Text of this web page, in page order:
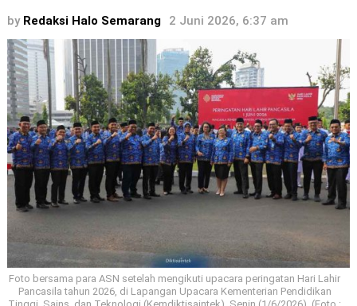
by Redaksi Halo Semarang 2 Juni 2026, 6:37 am
Foto bersama para ASN setelah mengikuti upacara peringatan Hari Lahir
Pancasila tahun 2026, di Lapangan Upacara Kementerian Pendidikan